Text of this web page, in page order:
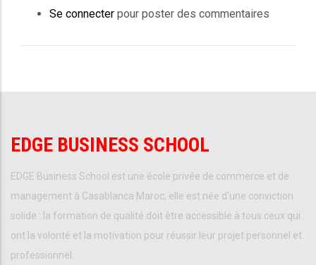
Se connecter pour poster des commentaires
EDGE BUSINESS SCHOOL
EDGE Business School est une école privée de commerce et de
management à Casablanca Maroc, elle est née d’une conviction
solide : la formation de qualité doit être accessible à tous ceux qui
ont la volonté et la motivation pour réussir leur projet personnel et
professionnel.